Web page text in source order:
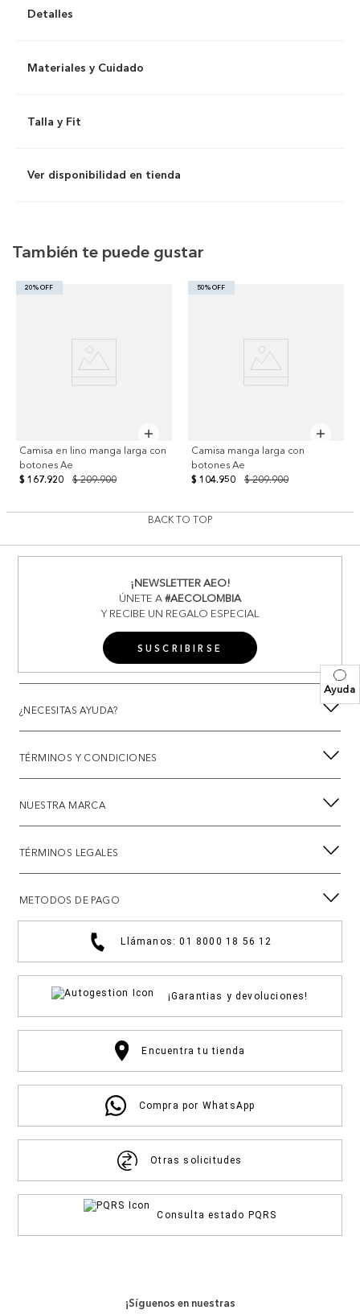
Ayuda
Detalles
Materiales y Cuidado
Talla y Fit
Ver disponibilidad en tienda
También te puede gustar
20% OFF
Camisa en lino manga larga con
botones Ae
$ 209.900
$ 167.920
50% OFF
Camisa manga larga con
botones Ae
$ 209.900
$ 104.950
BACK TO TOP
¡NEWSLETTER AEO!
ÚNETE A#AECOLOMBIA
Y RECIBE UN REGALO ESPECIAL
SUSCRIBIRSE
¿NECESITAS AYUDA?
TÉRMINOS Y CONDICIONES
NUESTRA MARCA
TÉRMINOS LEGALES
METODOS DE PAGO
Llámanos: 01 8000 18 56 12
¡Garantias y devoluciones!
Encuentra tu tienda
Compra por WhatsApp
Otras solicitudes
Consulta estado PQRS
¡Síguenos en nuestras